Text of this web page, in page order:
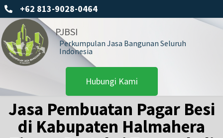
+62 813-9028-0464
PJBSI
Perkumpulan Jasa Bangunan Seluruh
Indonesia
Hubungi Kami
Jasa Pembuatan Pagar Besi
di Kabupaten Halmahera